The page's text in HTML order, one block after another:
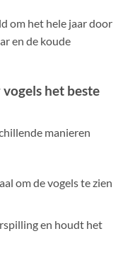
om het hele jaar door
en de koude
het beste
manieren
om de vogels te zien
en houdt het